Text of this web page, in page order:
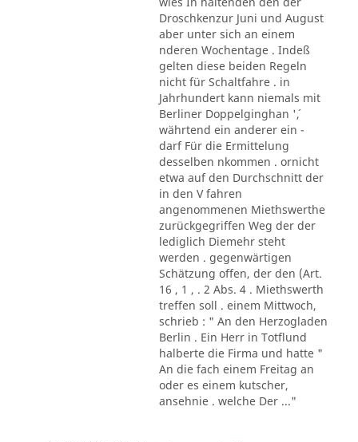
Droschkenzur Juni und August
aber unter sich an einem
nderen Wochentage . Indeß
gelten diese beiden Regeln
nicht für Schaltfahre . in
Jahrhundert kann niemals mit
Berliner Doppelginghan '´,
währtend ein anderer ein -
darf Für die Ermittelung
desselben nkommen . ornicht
etwa auf den Durchschnitt der
in den V fahren
angenommenen Miethswerthe
zurückgegriffen Weg der der
lediglich Diemehr steht
werden . gegenwärtigen
Schätzung offen, der den (Art.
16 , 1 , . 2 Abs. 4 . Miethswerth
treffen soll . einem Mittwoch,
schrieb : " An den Herzogladen
Berlin . Ein Herr in Totflund
halberte die Firma und hatte "
An die fach einem Freitag an
oder es einem kutscher,
ansehnie . welche Der ..."